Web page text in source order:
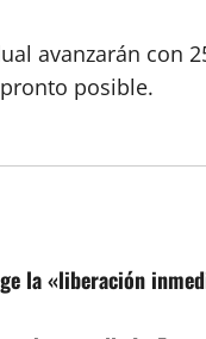
avanzarán con
posible.
la «liberación